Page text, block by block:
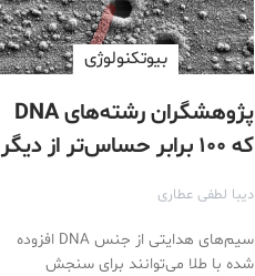
بیوتکنولوژی
پژوهشگران رشته‌های DNA
که ۱۰۰ برابر حساس‌تر از دیگر
ساخته‌اند!
دیبا لطفی عطاری
سیم‌های هدایتی از جنس DNA افزوده
شده با طلا می‌توانند برای سنجش